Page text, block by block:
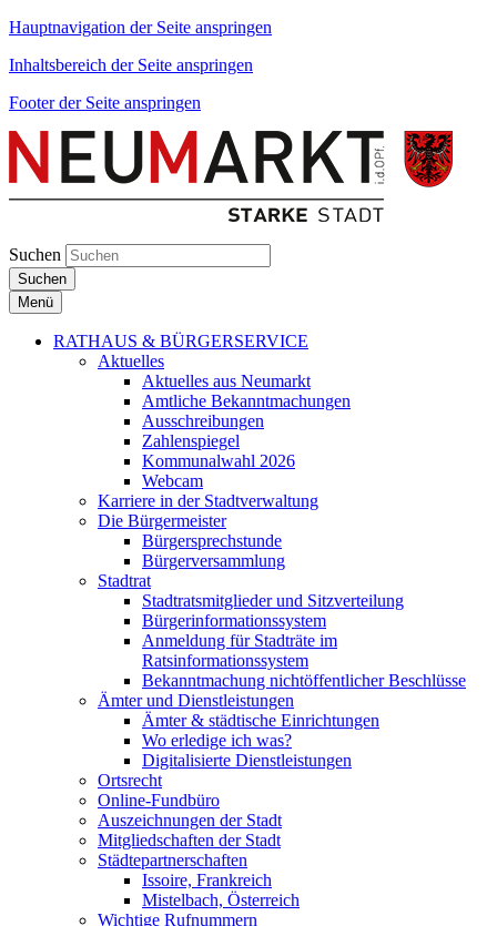
Hauptnavigation der Seite anspringen
Inhaltsbereich der Seite anspringen
Footer der Seite anspringen
Suchen
Suchen
Menü
RATHAUS & BÜRGERSERVICE
Aktuelles
Aktuelles aus Neumarkt
Amtliche Bekanntmachungen
Ausschreibungen
Zahlenspiegel
Kommunalwahl 2026
Webcam
Karriere in der Stadtverwaltung
Die Bürgermeister
Bürgersprechstunde
Bürgerversammlung
Stadtrat
Stadtratsmitglieder und Sitzverteilung
Bürgerinformationssystem
Anmeldung für Stadträte im
Ratsinformationssystem
Bekanntmachung nichtöffentlicher Beschlüsse
Ämter und Dienstleistungen
Ämter & städtische Einrichtungen
Wo erledige ich was?
Digitalisierte Dienstleistungen
Ortsrecht
Online-Fundbüro
Auszeichnungen der Stadt
Mitgliedschaften der Stadt
Städtepartnerschaften
Issoire, Frankreich
Mistelbach, Österreich
Wichtige Rufnummern